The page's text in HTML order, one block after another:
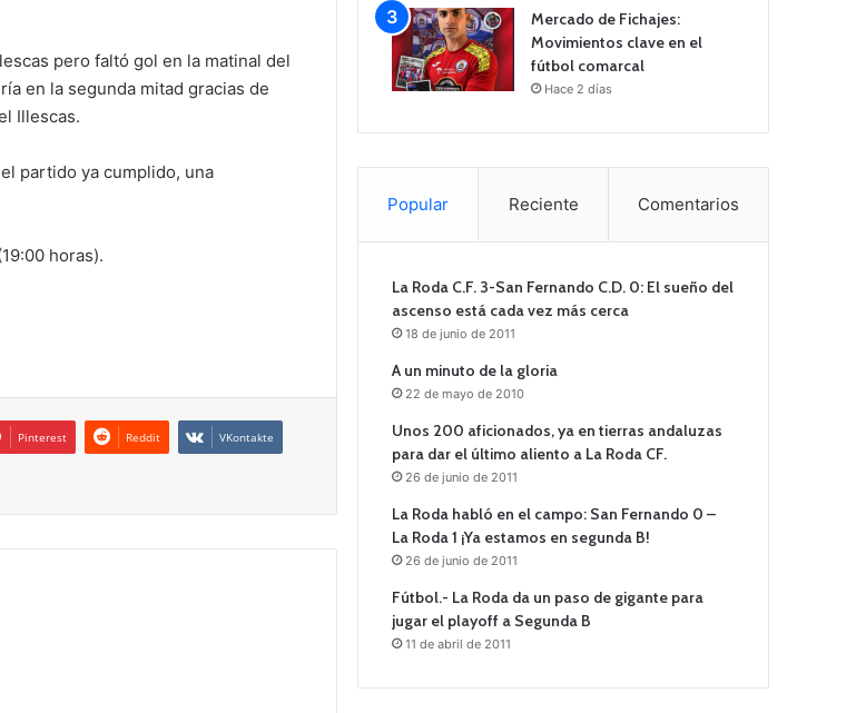
pero faltó gol en la matinal del
en la segunda mitad gracias de
Illescas.
partido ya cumplido, una
horas).
Pinterest Reddit VKontakte
Mercado de Fichajes:
Movimientos clave en el
fútbol comarcal
Hace 2 días
Popular Reciente Comentarios
La Roda C.F. 3-San Fernando C.D. 0: El sueño del
ascenso está cada vez más cerca
18 de junio de 2011
A un minuto de la gloria
22 de mayo de 2010
Unos 200 aficionados, ya en tierras andaluzas
para dar el último aliento a La Roda CF.
26 de junio de 2011
La Roda habló en el campo: San Fernando 0 –
La Roda 1 ¡Ya estamos en segunda B!
26 de junio de 2011
Fútbol.- La Roda da un paso de gigante para
jugar el playoff a Segunda B
11 de abril de 2011